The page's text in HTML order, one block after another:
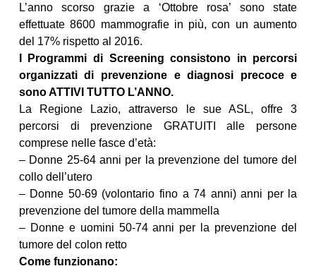
L’anno scorso grazie a ‘Ottobre rosa’ sono state
effettuate 8600 mammografie in più, con un aumento
del 17% rispetto al 2016.
I Programmi di Screening consistono in percorsi
organizzati di prevenzione e diagnosi precoce e
sono ATTIVI TUTTO L’ANNO.
La Regione Lazio, attraverso le sue ASL, offre 3
percorsi di prevenzione GRATUITI alle persone
comprese nelle fasce d’età:
– Donne 25-64 anni per la prevenzione del tumore del
collo dell’utero
– Donne 50-69 (volontario fino a 74 anni) anni per la
prevenzione del tumore della mammella
– Donne e uomini 50-74 anni per la prevenzione del
tumore del colon retto
Come funzionano: